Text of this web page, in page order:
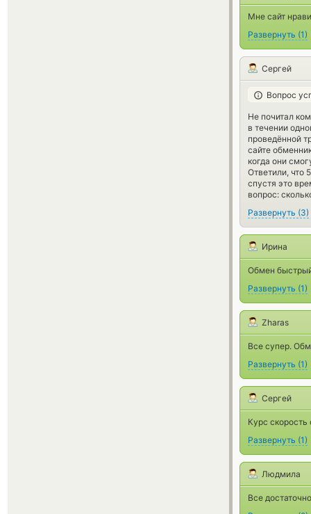
Мне сайт
Развернуть (1)
Сергей
Вопрос
Не почитал
в течении
проведённой
сайте
когда они
Ответили, что
спустя это
вопрос:
Развернуть (3)
Ирина
Обмен
Развернуть (1)
Zharas
Все супер.
Развернуть (1)
Сергей
Курс скорость
Развернуть (1)
Людмила
Все